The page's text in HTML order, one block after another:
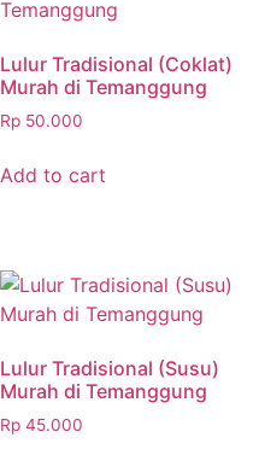
Lulur Tradisional (Coklat)
Murah di Temanggung
Rp50.000
Add to cart
Lulur Tradisional (Susu)
Murah di Temanggung
Rp45.000